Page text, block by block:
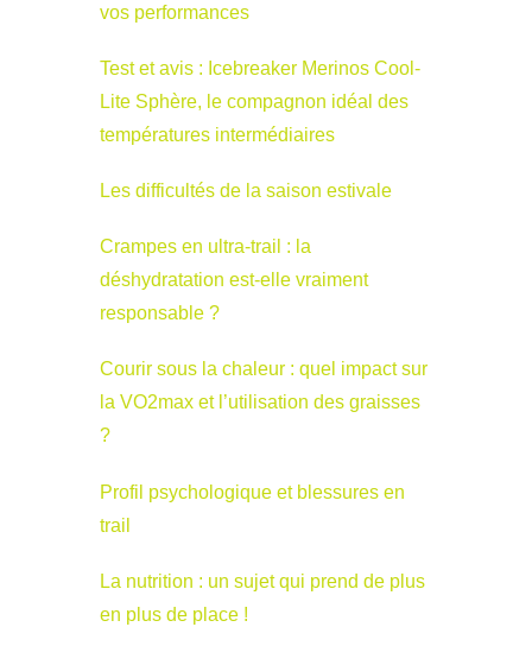
vos performances
Test et avis : Icebreaker Merinos Cool-
Lite Sphère, le compagnon idéal des
températures intermédiaires
Les difficultés de la saison estivale
Crampes en ultra-trail : la
déshydratation est-elle vraiment
responsable ?
Courir sous la chaleur : quel impact sur
la VO2max et l’utilisation des graisses
?
Profil psychologique et blessures en
trail
La nutrition : un sujet qui prend de plus
en plus de place !